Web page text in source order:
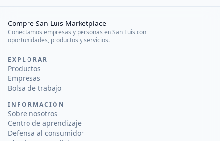
Compre San Luis Marketplace
Conectamos empresas y personas en San Luis con
oportunidades, productos y servicios.
EXPLORAR
Productos
Empresas
Bolsa de trabajo
INFORMACIÓN
Sobre nosotros
Centro de aprendizaje
Defensa al consumidor